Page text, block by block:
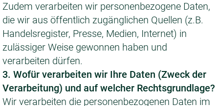
Zudem verarbeiten wir personenbezogene Daten,
die wir aus öffentlich zugänglichen Quellen (z.B.
Handelsregister, Presse, Medien, Internet) in
zulässiger Weise gewonnen haben und
verarbeiten dürfen.
3. Wofür verarbeiten wir Ihre Daten (Zweck der
Verarbeitung) und auf welcher Rechtsgrundlage?
Wir verarbeiten die personenbezogenen Daten im